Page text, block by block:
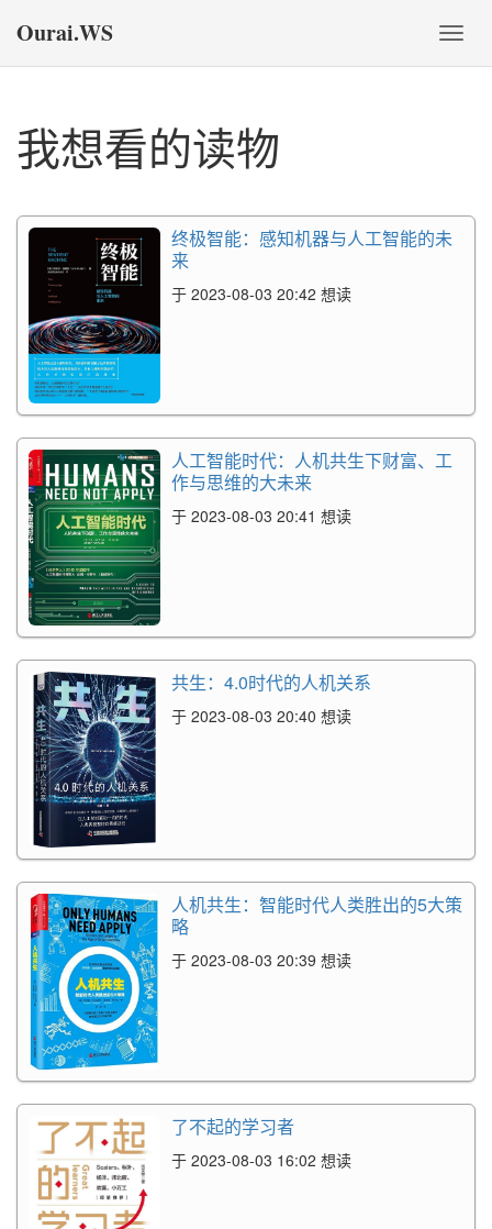
切
换
Ourai.WS
我想看的读物
终极智能：感知机器与人工智能的未
来
于 2023-08-03 20:42 想读
人工智能时代：人机共生下财富、工
作与思维的大未来
于 2023-08-03 20:41 想读
共生：4.0时代的人机关系
于 2023-08-03 20:40 想读
人机共生：智能时代人类胜出的5大策
略
于 2023-08-03 20:39 想读
了不起的学习者
于 2023-08-03 16:02 想读